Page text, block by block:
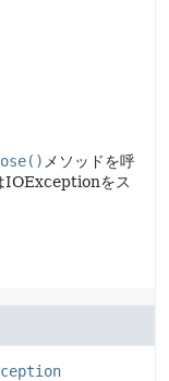
メソッドを呼
IOExceptionをス